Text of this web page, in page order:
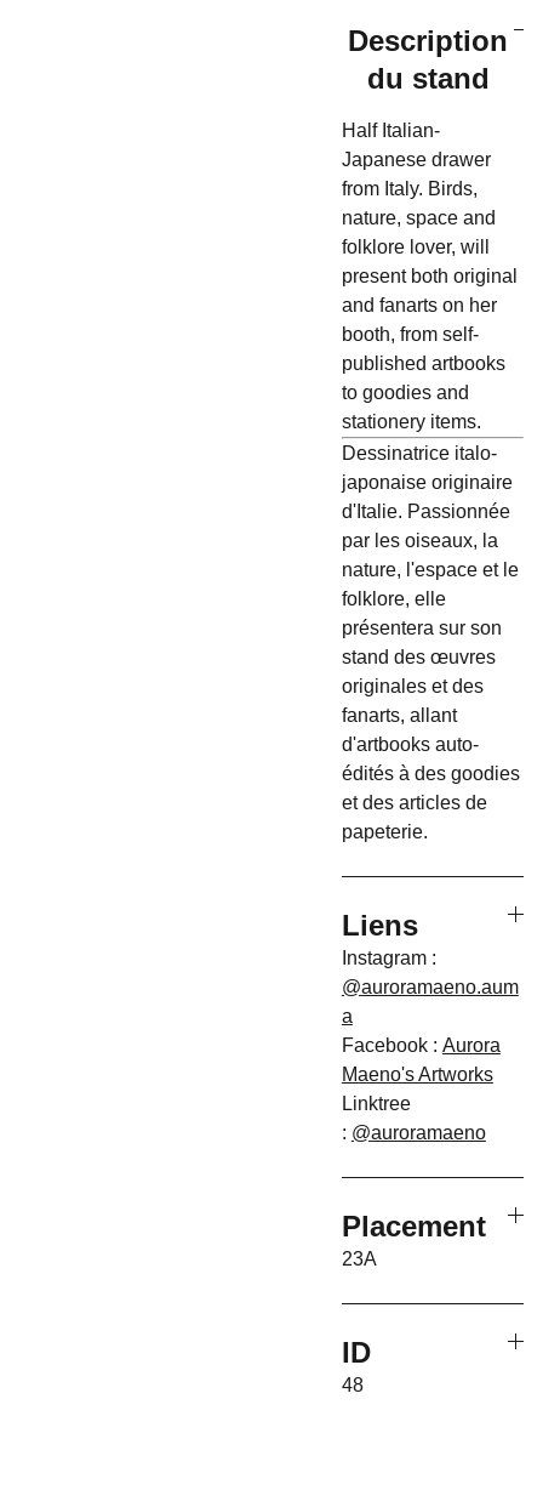
Description
du stand
Half Italian-
Japanese drawer
from Italy. Birds,
nature, space and
folklore lover, will
present both original
and fanarts on her
booth, from self-
published artbooks
to goodies and
stationery items.
Dessinatrice italo-
japonaise originaire
d'Italie. Passionnée
par les oiseaux, la
nature, l'espace et le
folklore, elle
présentera sur son
stand des œuvres
originales et des
fanarts, allant
d'artbooks auto-
édités à des goodies
et des articles de
papeterie.
Liens
Instagram :
@auroramaeno.aum
a
Facebook : Aurora
Maeno's Artworks
Linktree
: @auroramaeno
Placement
23A
ID
48